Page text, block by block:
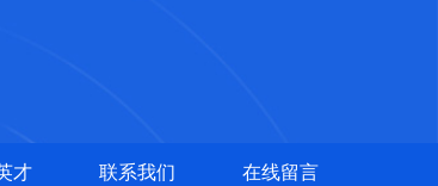
才 联系我们 在线留言